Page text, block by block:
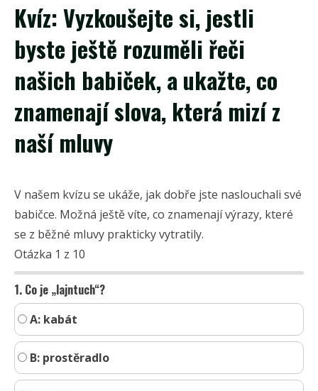
Kvíz: Vyzkoušejte si, jestli
byste ještě rozuměli řeči
našich babiček, a ukažte, co
znamenají slova, která mizí z
naší mluvy
V našem kvízu se ukáže, jak dobře jste naslouchali své
babičce. Možná ještě víte, co znamenají výrazy, které
se z běžné mluvy prakticky vytratily.
Otázka 1 z 10
1. Co je „lajntuch“?
A: kabát
B: prostěradlo